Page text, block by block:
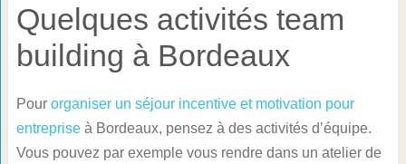
Quelques activités team
building à Bordeaux
Pour organiser un séjour incentive et motivation pour
entrepriseà Bordeaux, pensez à des activités d’équipe.
Vous pouvez par exemple vous rendre dans un atelier de